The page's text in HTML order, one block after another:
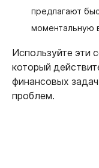
предлагают
моментальную
Используйте эти
который
финансовых
проблем.